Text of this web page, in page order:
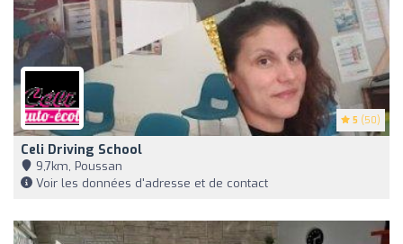
5 (50)
Celi Driving School
9,7km, Poussan
Voir les données d'adresse et de contact